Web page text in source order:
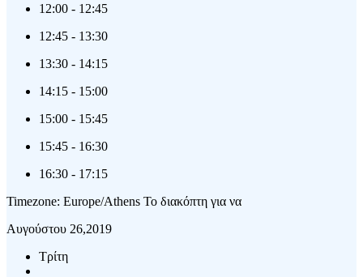
12:00 - 12:45
12:45 - 13:30
13:30 - 14:15
14:15 - 15:00
15:00 - 15:45
15:45 - 16:30
16:30 - 17:15
Timezone: Europe/Athens Το διακόπτη για να
Αυγούστου 26,2019
Τρίτη